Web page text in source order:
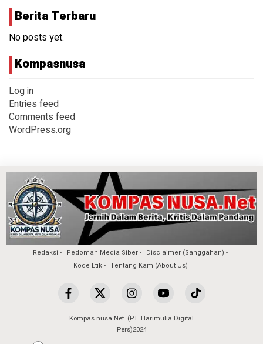
Berita Terbaru
No posts yet.
Kompasnusa
Log in
Entries feed
Comments feed
WordPress.org
Redaksi Pedoman Media Siber
Disclaimer (Sanggahan)
Kode Etik
Tentang Kami(About Us)
Kompas nusa.Net. (PT. Harimulia Digital
Pers)2024